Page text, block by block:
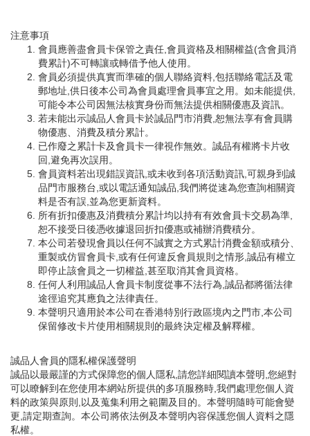
注意事項
會員應善盡會員卡保管之責任,會員資格及相關權益(含會員消
費累計)不可轉讓或轉借予他人使用。
會員必須提供真實而準確的個人聯絡資料,包括聯絡電話及電
郵地址,供日後本公司為會員處理會員事宜之用。如未能提供,
可能令本公司因無法核實身份而無法提供相關優惠及資訊。
若未能出示誠品人會員卡於誠品門市消費,恕無法享有會員購
物優惠、消費及積分累計。
已作廢之累計卡及會員卡一律視作無效。誠品有權將卡片收
回,避免再次誤用。
會員資料若出現錯誤資訊,或未收到各項活動資訊,可親身到誠
品門市服務台,或以電話通知誠品,我們將從速為您查詢相關資
料是否有誤,並為您更新資料。
所有折扣優惠及消費積分累計均以持有有效會員卡交易為準,
恕不接受日後憑收據退回折扣優惠或補辦消費積分。
本公司若發現會員以任何不誠實之方式累計消費金額或積分、
重製或仿冒會員卡,或有任何違反會員規則之情形,誠品有權立
即停止該會員之一切權益,甚至取消其會員資格。
任何人利用誠品人會員卡制度從事不法行為,誠品都將循法律
途徑追究其應負之法律責任。
本聲明只適用於本公司在香港特別行政區境內之門市,本公司
保留修改卡片使用相關規則的最終決定權及解釋權。
誠品人會員的隱私權保護聲明
誠品以最嚴謹的方式保障您的個人隱私,請您詳細閱讀本聲明,您絕對
可以瞭解到在您使用本網站所提供的多項服務時,我們處理您個人資
料的政策與原則,以及蒐集利用之範圍及目的。本聲明隨時可能會變
更,請定期查詢。本公司將依法例及本聲明內容保護您個人資料之隱
私權。